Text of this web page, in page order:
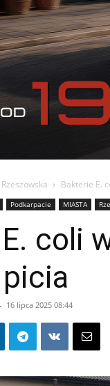
Bakterie E.
Podkarpacie MIASTA
coli
- 16 lipca 2025 08:44